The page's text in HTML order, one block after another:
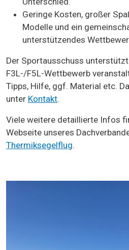
Geringe Kosten, großer
Modelle und ein
unterstützendes
Der Sportausschuss unterstützt
F3L-/F5L-Wettbewerb
Tipps, Hilfe, ggf. Material etc.
unter Kontakt.
Viele weitere detaillierte Infos
Webseite unseres
Thermiksegelflug.